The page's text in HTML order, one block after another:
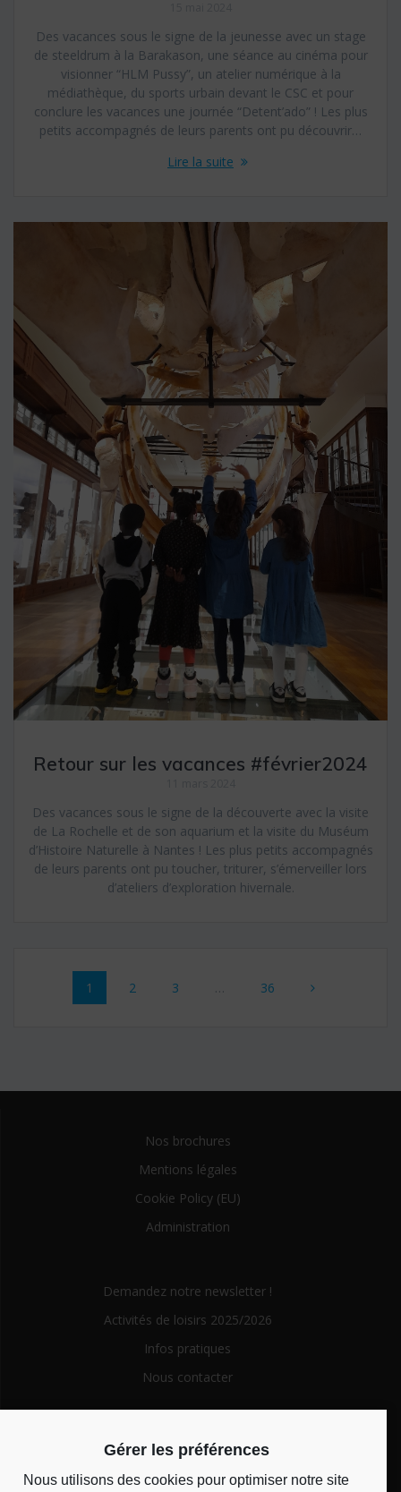
Des vacances sous le signe de la jeunesse avec un stage
de steeldrum à la Barakason, une séance au cinéma pour
visionner “HLM Pussy”, un atelier numérique à la
médiathèque, du sports urbain devant le CSC et pour
conclure les vacances une journée “Detent’ado” ! Les plus
petits accompagnés de leurs parents ont pu découvrir…
Lire la suite
Retour sur les vacances #février2024
Des vacances sous le signe de la découverte avec la visite
de La Rochelle et de son aquarium et la visite du Muséum
d’Histoire Naturelle à Nantes ! Les plus petits accompagnés
de leurs parents ont pu toucher, triturer, s’émerveiller lors
d’ateliers d’exploration hivernale.
Posts
navigation
Page
1 Page
2 Page
3 … Page
36
Nos brochures
Mentions légales
Cookie Policy (EU)
Administration
Demandez notre newsletter !
Activités de loisirs 2025/2026
Infos pratiques
Nous contacter
for:
Gérer les préférences
Nous utilisons des cookies pour optimiser notre site